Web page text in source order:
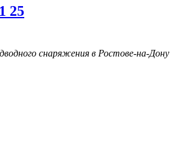
25
снаряжения в Ростове-на-Дону